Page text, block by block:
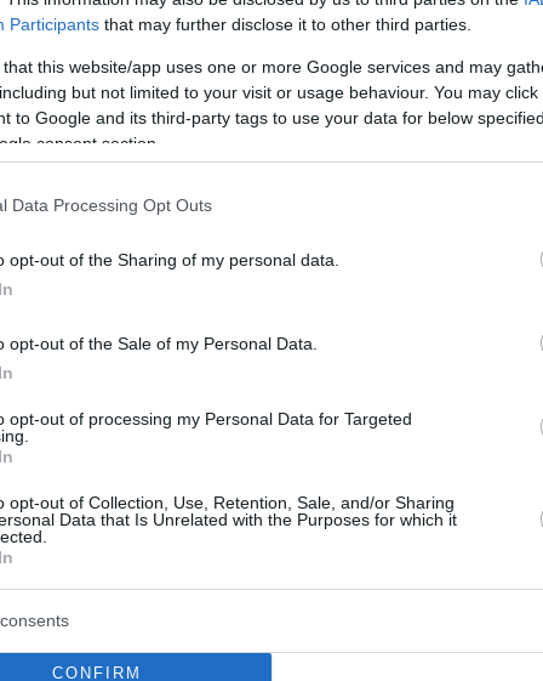
Participants that may further disclose it to other third parties.
that this website/app uses one or more Google services and may
but not limited to your visit or usage behaviour. You may
to Google and its third-party tags to use your data for below
consent section.
Data Processing Opt Outs
opt-out of the Sharing of my personal data.
opt-out of the Sale of my Personal Data.
opt-out of processing my Personal Data for Targeted
opt-out of Collection, Use, Retention, Sale, and/or Sharing
Data that Is Unrelated with the Purposes for which it
CONFIRM
δαίμονες και εξορκισμούς το
του «Pope's Exorcist» με τον
Κρόου μεταμορφώνεται στον
Γκάμπριελ Άμορθ για ένα
το «Pope’s Exorcist» και την ιστορία του Ιταλού
κάνει πάνω από 100.000 εξορκισμούς - Δείτε
και βίντεο από τα γυρίσματα